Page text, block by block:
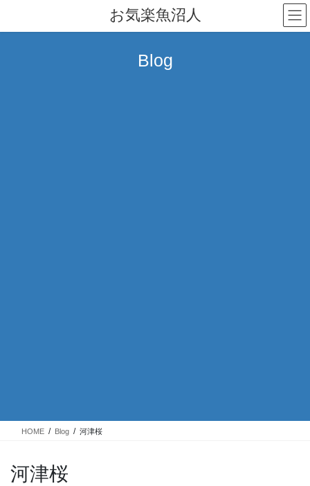
テ
ゲ
お気楽魚沼人
Blog
HOME Blog 河津桜
河津桜